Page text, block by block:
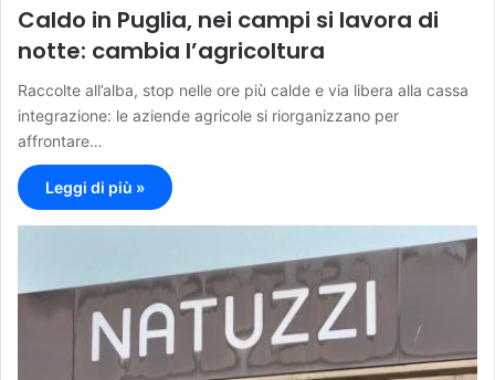
Caldo in Puglia, nei campi si lavora di
notte: cambia l’agricoltura
Raccolte all’alba, stop nelle ore più calde e via libera alla cassa
integrazione: le aziende agricole si riorganizzano per
affrontare…
Leggi di più »